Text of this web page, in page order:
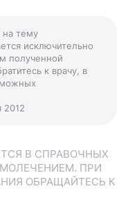
на тему
исключительно
полученной
к врачу, в
2012
В СПРАВОЧНЫХ
ПРИ
ОБРАЩАЙТЕСЬ К